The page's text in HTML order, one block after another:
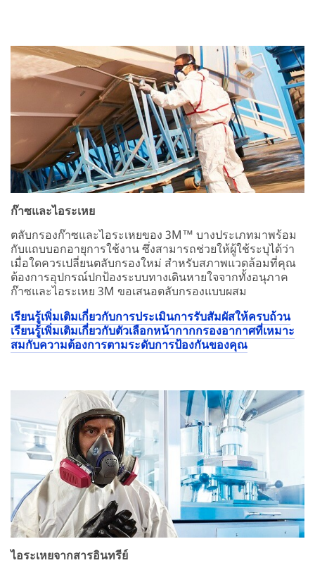
ก๊าซและไอระเหย
ตลับกรองก๊าซและไอระเหยของ 3M™ บางประเภทมาพร้อม
กับแถบบอกอายุการใช้งาน ซึ่งสามารถช่วยให้ผู้ใช้ระบุได้ว่า
เมื่อใดควรเปลี่ยนตลับกรองใหม่ สำหรับสภาพแวดล้อมที่คุณ
ต้องการอุปกรณ์ปกป้องระบบทางเดินหายใจจากทั้งอนุภาค
ก๊าซและไอระเหย 3M ขอเสนอตลับกรองแบบผสม
เรียนรู้เพิ่มเติมเกี่ยวกับการประเมินการรับสัมผัสให้ครบถ้วน
เรียนรู้เพิ่มเติมเกี่ยวกับตัวเลือกหน้ากากกรองอากาศที่เหมาะ
สมกับความต้องการตามระดับการป้องกันของคุณ
ไอระเหยจากสารอินทรีย์